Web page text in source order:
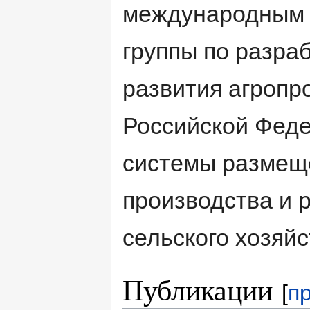
международным
группы по
развития
Российской
системы
производства и
сельского
Публикации [